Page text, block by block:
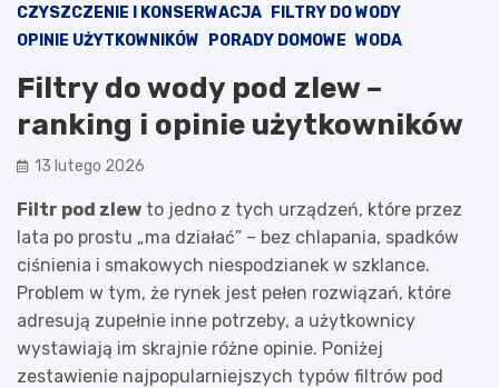
CZYSZCZENIE I KONSERWACJA
FILTRY DO WODY
OPINIE UŻYTKOWNIKÓW
PORADY DOMOWE WODA
Filtry do wody pod zlew –
ranking i opinie użytkowników
13 lutego 2026
Filtr pod zlew to jedno z tych urządzeń, które przez
lata po prostu „ma działać” – bez chlapania, spadków
ciśnienia i smakowych niespodzianek w szklance.
Problem w tym, że rynek jest pełen rozwiązań, które
adresują zupełnie inne potrzeby, a użytkownicy
wystawiają im skrajnie różne opinie. Poniżej
zestawienie najpopularniejszych typów filtrów pod